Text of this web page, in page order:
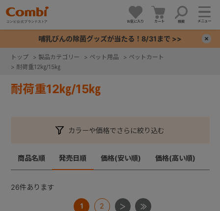
お気に入り カート 検索 メニュー
哺乳びんの除菌グッズが当たる！8/31まで >>
トップ > 製品カテゴリー > ペット用品 > ペットカート
> 耐荷重12㎏/15㎏
耐荷重12㎏/15㎏
カラーや価格でさらに絞り込む
商品名順 発売日順 価格(安い順) 価格(高い順)
26件あります
1 2